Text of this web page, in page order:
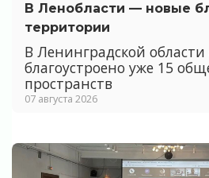
В Ленобласти — новые
территории
В Ленинградской
благоустроено уже 15
пространств
07 августа 2026